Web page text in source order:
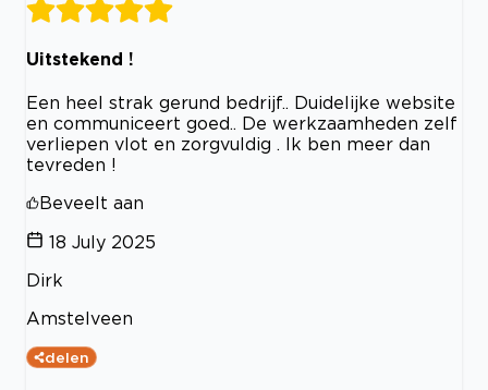
Uitstekend !
Een heel strak gerund bedrijf.. Duidelijke website
en communiceert goed.. De werkzaamheden zelf
verliepen vlot en zorgvuldig . Ik ben meer dan
tevreden !
Beveelt aan
18 July 2025
Dirk
Amstelveen
delen